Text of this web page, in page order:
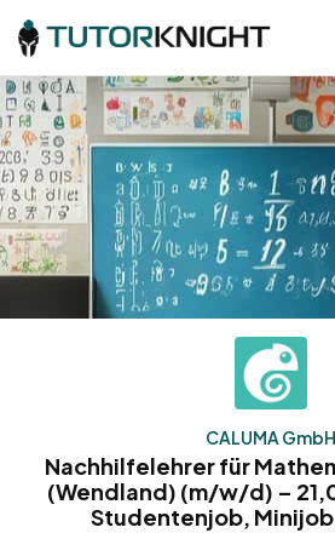
CALUMA GmbH
Nachhilfelehrer für
(Wendland) (m/w/d) –
Studentenjob,